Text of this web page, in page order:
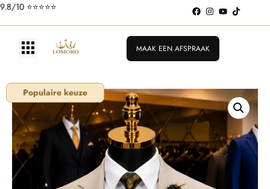
9.8/10 ⭐️⭐️⭐️⭐️⭐️
MAAK EEN AFSPRAAK
Populaire keuze